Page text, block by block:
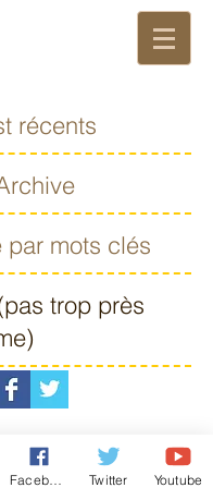
récents
par mots clés
trop près
Twitter Youtube